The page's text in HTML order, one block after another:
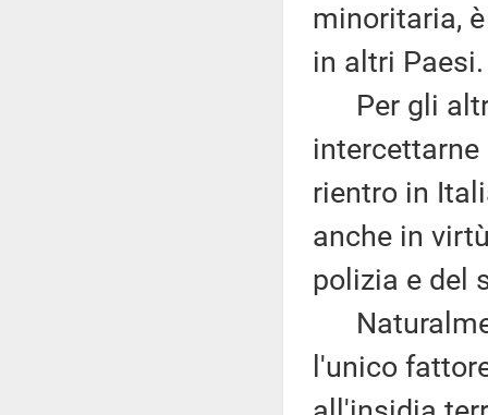
minoritaria,
in altri Paesi.
Per gli altri
rientro in
anche in
polizia e del
l'unico